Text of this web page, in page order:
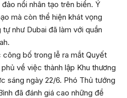
nổi nhân tạo trên biển. Ý
mà còn thể hiện khát vọng
như Dubai đã làm với quần
bố trong lễ ra mắt Quyết
về việc thành lập Khu thương
sáng ngày 22/6. Phó Thủ tướng
đã đánh giá cao những đề